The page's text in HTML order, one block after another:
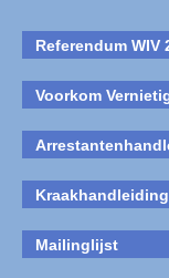
Referendum WIV
Voorkom
Kraakhandleiding
Mailinglijst